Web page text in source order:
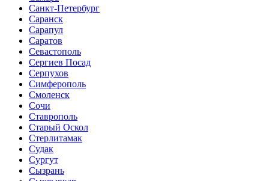
Санкт-Петербург
Саранск
Сарапул
Саратов
Севастополь
Сергиев Посад
Серпухов
Симферополь
Смоленск
Сочи
Ставрополь
Старый Оскол
Стерлитамак
Судак
Сургут
Сызрань